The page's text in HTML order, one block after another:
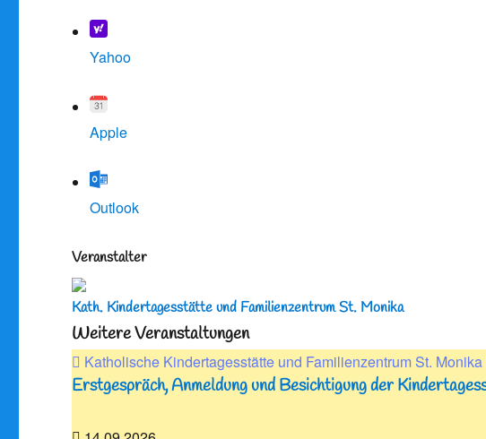
Yahoo
Apple
Outlook
Veranstalter
Kath. Kindertagesstätte und Familienzentrum St. Monika
Weitere Veranstaltungen
Katholische Kindertagesstätte und Familienzentrum St.
Erstgespräch, Anmeldung und Besichtigung der